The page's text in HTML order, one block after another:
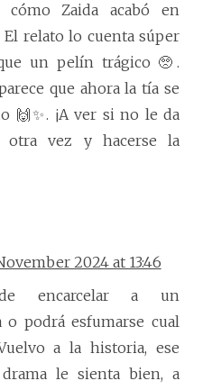
cómo Zaida acabó en
El relato lo cuenta súper
un pelín trágico 🥺.
que ahora la tía se
🙌✨. ¡A ver si no le da
otra vez y hacerse la
2024 at 13:46
encarcelar a un
o podrá esfumarse cual
a la historia, ese
le sienta bien, a